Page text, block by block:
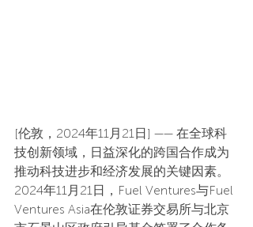
[伦敦，2024年11月21日] —— 在全球科
技创新领域，日益深化的跨国合作成为
推动科技进步和经济发展的关键因素。
2024年11月21日，Fuel Ventures与Fuel
Ventures Asia在伦敦证券交易所与北京